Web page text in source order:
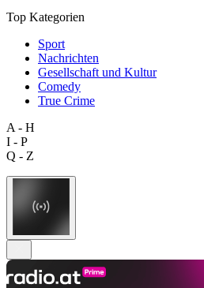
Top Kategorien
Sport
Nachrichten
Gesellschaft und Kultur
Comedy
True Crime
A - H
I - P
Q - Z